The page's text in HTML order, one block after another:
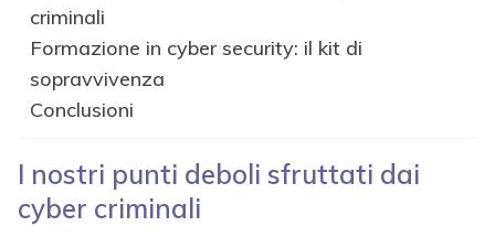
criminali
Formazione in cyber security: il kit di
sopravvivenza
Conclusioni
I nostri punti deboli sfruttati dai
cyber criminali